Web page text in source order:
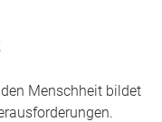
Menschheit bildet